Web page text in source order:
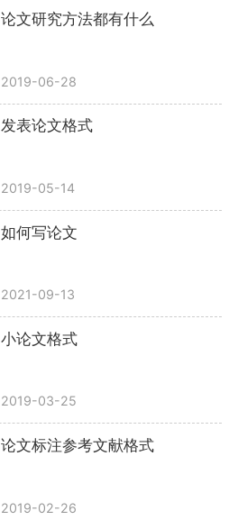
论文研究方法都有什么
2019-06-28
发表论文格式
2019-05-14
如何写论文
2021-09-13
小论文格式
2019-03-25
论文标注参考文献格式
2019-02-26